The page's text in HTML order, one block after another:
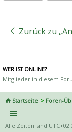
Zurück zu
WER IST ONLINE?
Mitglieder in diesem
Startseite Foren-
Alle Zeiten sind